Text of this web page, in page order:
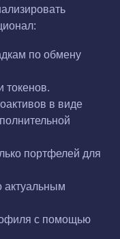
по обмену
токенов.
в виде
портфелей для
актуальным
с помощью